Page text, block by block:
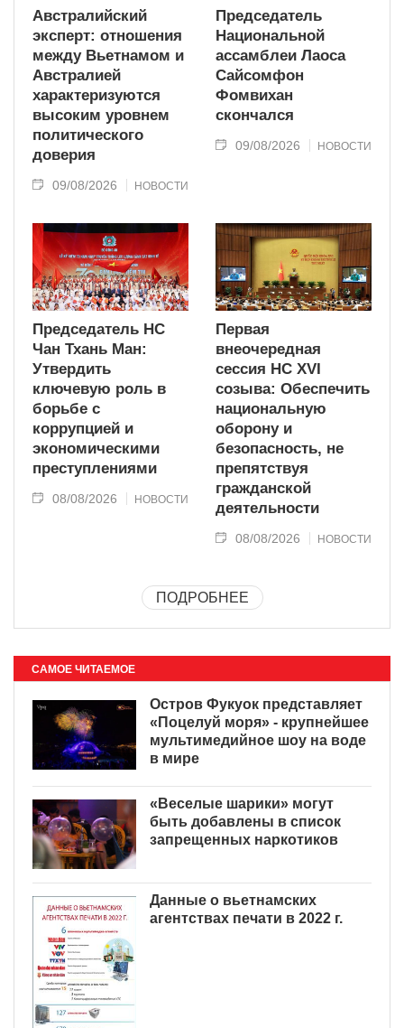
Австралийский
эксперт: отношения
между Вьетнамом и
Австралией
характеризуются
высоким уровнем
политического
доверия
09/08/2026 НОВОСТИ
Председатель
Национальной
ассамблеи Лаоса
Сайсомфон
Фомвихан
скончался
09/08/2026 НОВОСТИ
Председатель НС
Чан Тхань Ман:
Утвердить
ключевую роль в
борьбе с
коррупцией и
экономическими
преступлениями
08/08/2026 НОВОСТИ
Первая
внеочередная
сессия НС XVI
созыва: Обеспечить
национальную
оборону и
безопасность, не
препятствуя
гражданской
деятельности
08/08/2026 НОВОСТИ
ПОДРОБНЕЕ
САМОЕ ЧИТАЕМОЕ
Остров Фукуок представляет
«Поцелуй моря» - крупнейшее
мультимедийное шоу на воде
в мире
«Веселые шарики» могут
быть добавлены в список
запрещенных наркотиков
Данные о вьетнамских
агентствах печати в 2022 г.